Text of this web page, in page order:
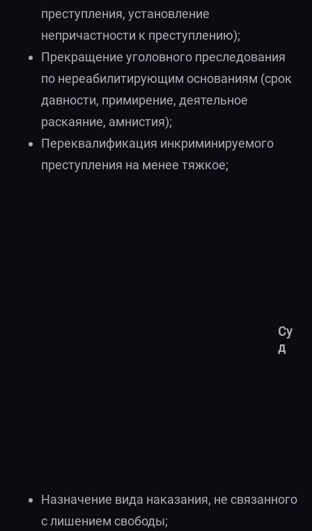
преступления, установление
непричастности к преступлению);
Прекращение уголовного преследования
по нереабилитирующим основаниям (срок
давности, примирение, деятельное
раскаяние, амнистия);
Переквалификация инкриминируемого
преступления на менее тяжкое;
Су
д
Назначение вида наказания, не связанного
с лишением свободы;